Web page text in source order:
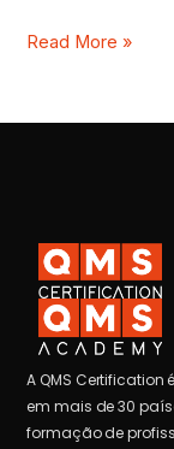
Read More »
A QMS
em mais de 30
formação de